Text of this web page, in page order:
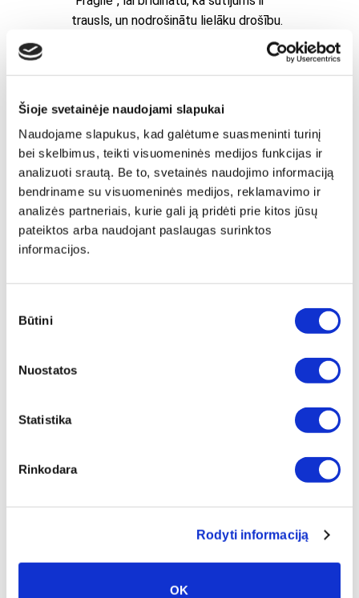
Šioje svetainėje naudojami slapukai
Naudojame slapukus, kad galėtume suasmeninti turinį
bei skelbimus, teikti visuomeninės medijos funkcijas ir
analizuoti srautą. Be to, svetainės naudojimo informaciją
bendriname su visuomeninės medijos, reklamavimo ir
analizės partneriais, kurie gali ją pridėti prie kitos jūsų
pateiktos arba naudojant paslaugas surinktos
informacijos.
pasirinkimas
Būtini
Nuostatos
Statistika
Rinkodara
Rodyti informaciją
OK
trausls, un nodrošinātu lielāku drošību.
melnā vai zelta 2 cm platā rāmī, kas
Mēs varam ierāmēt arī jūsu jau esošo